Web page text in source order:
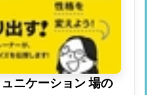
ニケーション 場の